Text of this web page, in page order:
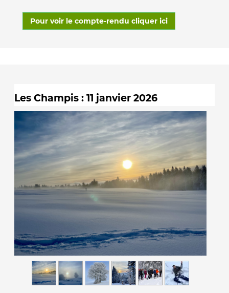
Pour voir le compte-rendu cliquer ici
Les Champis : 11 janvier 2026